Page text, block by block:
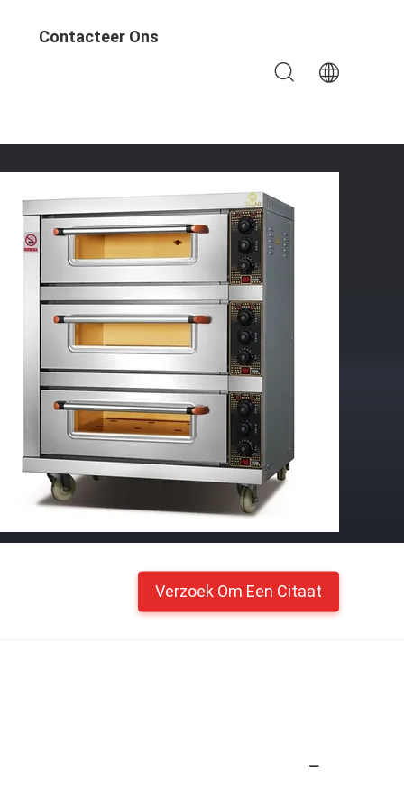
Contacteer Ons
Verzoek Om Een Citaat